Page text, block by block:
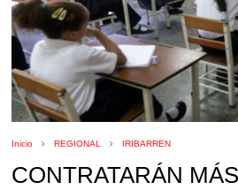
Inicio REGIONAL IRIBARREN
CONTRATARÁN